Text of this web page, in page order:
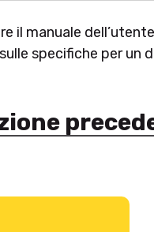
il manuale
specifiche per un